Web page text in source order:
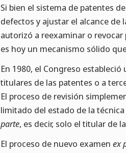
Si bien el sistema de patentes
defectos y ajustar el alcance de
autorizó a reexaminar o
es hoy un mecanismo sólido
En 1980, el Congreso
titulares de las patentes o a
El proceso de revisión
limitado del estado de la
parte, es decir, solo el titular de
El proceso de nuevo examen ex